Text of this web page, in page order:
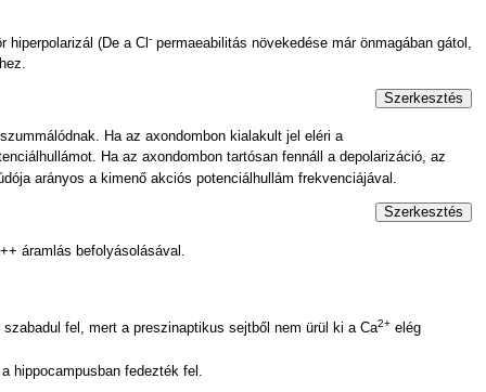
(De a Cl -permaeabilitás növekedése már önmagában gátol,
Szerkesztés
Ha az axondombon kialakult jel eléri a
Ha az axondombon tartósan fennáll a depolarizáció, az
arányos a kimenő akciós potenciálhullám frekvenciájával.
Szerkesztés
áramlás befolyásolásával.
fel, mert a preszinaptikus sejtből nem ürül ki a Ca2+elég
hippocampusban fedezték fel.